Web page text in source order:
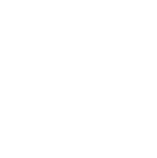
x 1024 19.0″